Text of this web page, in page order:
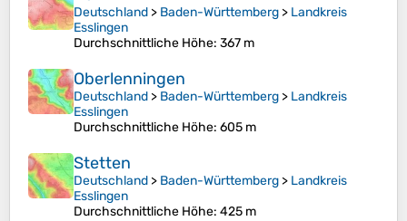
Deutschland > Baden-Württemberg > Landkreis
Esslingen
Durchschnittliche Höhe: 367 m
Oberlenningen
Deutschland > Baden-Württemberg > Landkreis
Esslingen
Durchschnittliche Höhe: 605 m
Stetten
Deutschland > Baden-Württemberg > Landkreis
Esslingen
Durchschnittliche Höhe: 425 m